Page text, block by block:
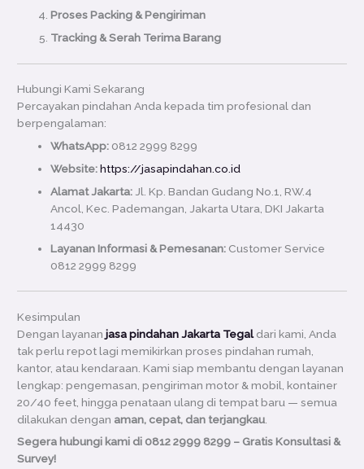
Proses Packing & Pengiriman
Tracking & Serah Terima Barang
Hubungi Kami Sekarang
Percayakan pindahan Anda kepada tim profesional dan
berpengalaman:
WhatsApp: 0812 2999 8299
Website:https://jasapindahan.co.id
Alamat Jakarta: Jl. Kp. Bandan Gudang No.1, RW.4
Ancol, Kec. Pademangan, Jakarta Utara, DKI Jakarta
14430
Layanan Informasi & Pemesanan: Customer Service
0812 2999 8299
Kesimpulan
Dengan layananjasa pindahan Jakarta Tegaldari kami, Anda
tak perlu repot lagi memikirkan proses pindahan rumah,
kantor, atau kendaraan. Kami siap membantu dengan layanan
lengkap: pengemasan, pengiriman motor & mobil, kontainer
20/40 feet, hingga penataan ulang di tempat baru — semua
dilakukan dengan aman, cepat, dan terjangkau
Segera hubungi kami di 0812 2999 8299 – Gratis Konsultasi &
Survey!